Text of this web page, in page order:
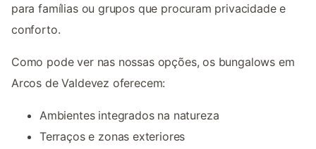
para famílias ou grupos que procuram privacidade e
conforto.
Como pode ver nas nossas opções, os bungalows em
Arcos de Valdevez oferecem:
Ambientes integrados na natureza
Terraços e zonas exteriores